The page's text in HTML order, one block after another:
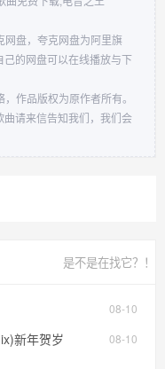
盘，夸克网盘为阿里旗
的网盘可以在线播放与下
作品版权为原作者所有。
请来信告知我们，我们会
是不是在找它？！
08-10
08-10
新年贺岁